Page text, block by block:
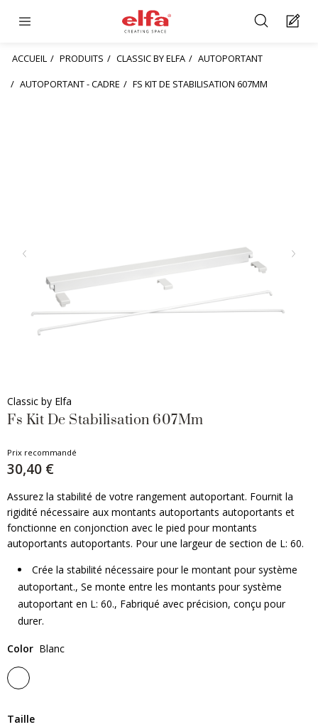
ACCUEIL PRODUITS CLASSIC BY ELFA
AUTOPORTANT
AUTOPORTANT - CADRE
FS KIT DE STABILISATION 607MM
Classic by Elfa
Fs Kit De Stabilisation 607Mm
Prix recommandé
30,40 €
Assurez la stabilité de votre rangement autoportant. Fournit la
rigidité nécessaire aux montants autoportants autoportants et
fonctionne en conjonction avec le pied pour montants
autoportants autoportants. Pour une largeur de section de L: 60.
Crée la stabilité nécessaire pour le montant pour système
autoportant., Se monte entre les montants pour système
autoportant en L: 60., Fabriqué avec précision, conçu pour
durer.
Color Blanc
Taille